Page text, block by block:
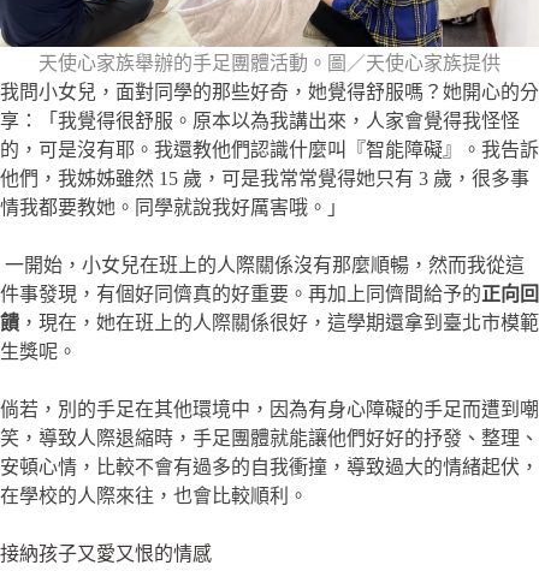
天使心家族舉辦的手足團體活動。圖／天使心家族提供
我問小女兒，面對同學的那些好奇，她覺得舒服嗎？她開心的分
享：「我覺得很舒服。原本以為我講出來，人家會覺得我怪怪
的，可是沒有耶。我還教他們認識什麼叫『智能障礙』。我告訴
他們，我姊姊雖然 15 歲，可是我常常覺得她只有 3 歲，很多事
情我都要教她。同學就說我好厲害哦。」
一開始，小女兒在班上的人際關係沒有那麼順暢，然而我從這
件事發現，有個好同儕真的好重要。再加上同儕間給予的正向回
饋 ，現在，她在班上的人際關係很好，這學期還拿到臺北市模範
生獎呢。
倘若，別的手足在其他環境中，因為有身心障礙的手足而遭到嘲
笑，導致人際退縮時，手足團體就能讓他們好好的抒發、整理、
安頓心情，比較不會有過多的自我衝撞，導致過大的情緒起伏，
在學校的人際來往，也會比較順利。
接納孩子又愛又恨的情感